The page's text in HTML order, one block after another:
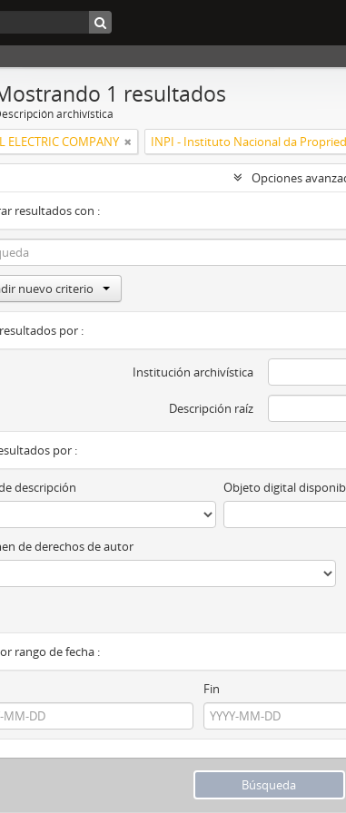
1 resultados
archivística
ELECTRIC COMPANY
Opciones
resultados con :
nuevo criterio
por :
Institución archivística
Descripción raíz
por :
descripción Objeto digital
de derechos de autor
rango de fecha :
Fin